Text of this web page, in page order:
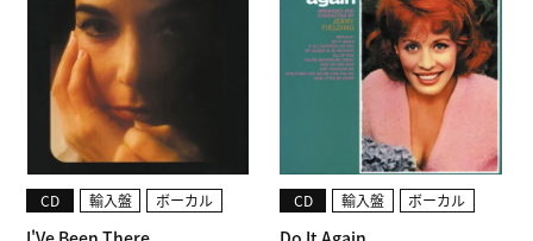
CD 輸入盤 ボーカル CD 輸入盤 ボーカル